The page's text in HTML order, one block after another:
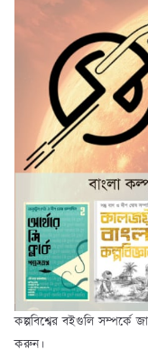
কল্পবিশ্বের বইগুলি সম্পর্কে
করুন।